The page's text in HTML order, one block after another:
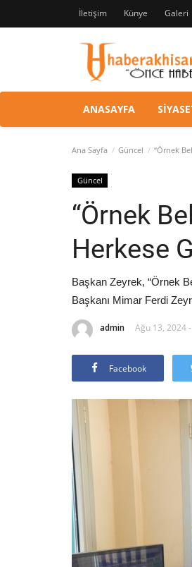
İletişim Künye Galeri
ANASAYFA
Ana Sayfa Güncel “Örnek
Güncel
“Örnek
Herkese
Başkan Zeyrek, “Örnek
Başkanı Mimar Ferdi
admin Ağu 13, 2024
Facebook